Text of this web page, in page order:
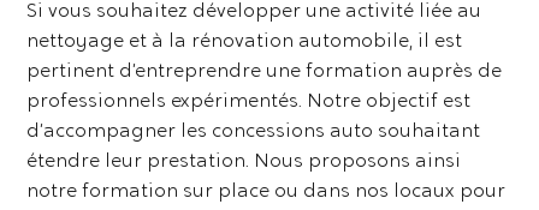
Si vous souhaitez développer une activité liée au
nettoyage et à la rénovation automobile, il est
pertinent d’entreprendre une formation auprès de
professionnels expérimentés. Notre objectif est
d’accompagner les concessions auto souhaitant
étendre leur prestation. Nous proposons ainsi
notre formation sur place ou dans nos locaux pour